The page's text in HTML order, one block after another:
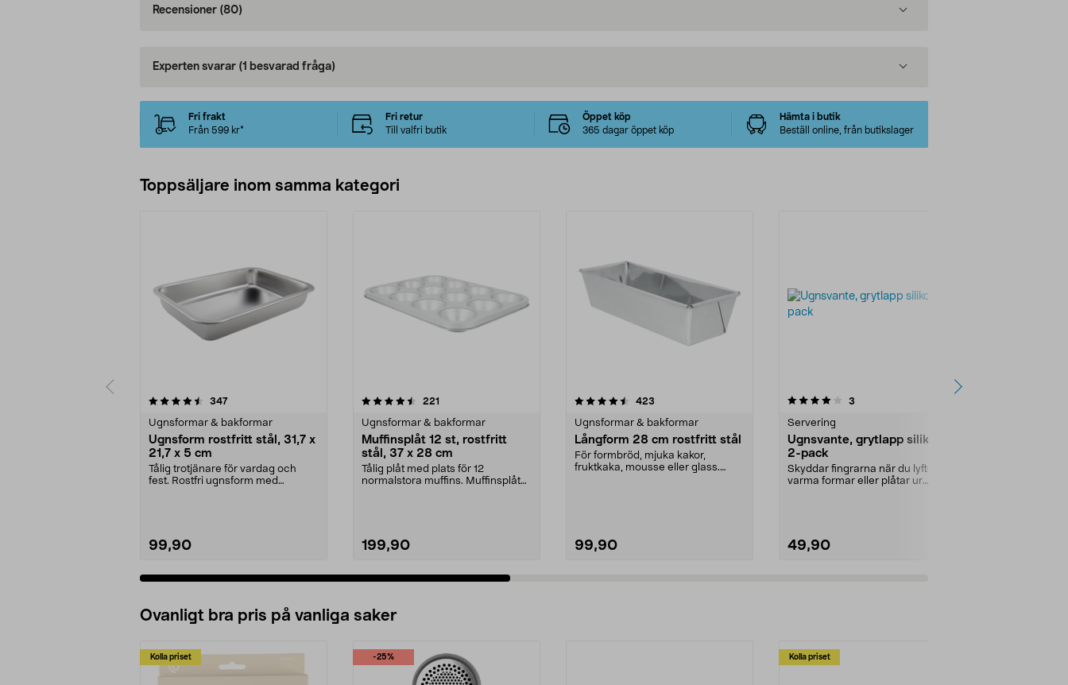
Recensioner (80)
Experten svarar (1 besvarad fråga)
Fri frakt
Från 599 kr*
Fri retur
Till valfri butik
Öppet köp
365 dagar öppet köp
Hämta i butik
Beställ online, från butikslager
Toppsäljare inom samma kategori
347recensioner
Ugnsformar & bakformar
Ugnsform rostfritt stål, 31,7 x
21,7 x 5 cm
Tålig trotjänare för vardag och
fest. Rostfri ugnsform med
99,90
4.5 av 5 stjärnor 221
Ugnsformar & bakformar
Muffinsplåt 12 st, rostfritt
stål, 37 x 28 cm
Tålig plåt med plats för 12
normalstora muffins. Muffinsplåt
199,90
4.5 av 5 stjärnor 423
Ugnsformar & bakformar
Långform 28 cm rostfritt stål
För formbröd, mjuka kakor,
fruktkaka, mousse eller glass.
99,90
4.0 av 5 stjärnor 3
Servering
Ugnsvante, grytlapp silikon,
2-pack
Skyddar fingrarna när du lyfter
varma formar eller plåtar ur
49,90
4.5 av 5 stjärnor
Ovanligt bra pris på vanliga saker
Kolla priset -25% Kolla priset